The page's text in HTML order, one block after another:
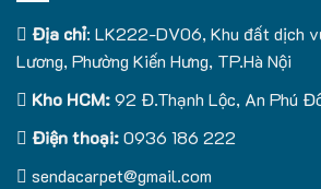
Địa chỉ: LK222-DV06, Khu đất dịch
Lương, Phường Kiến Hưng, TP.Hà Nội
Kho HCM:92 Đ.Thạnh Lộc, An Phú
Điện thoại:0936 186 222
sendacarpet@gmail.com